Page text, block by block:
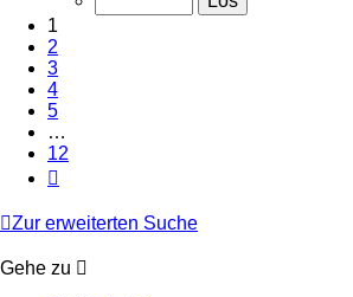
12
1
2
3
4
5
…
12
Zur erweiterten Suche
Gehe zu